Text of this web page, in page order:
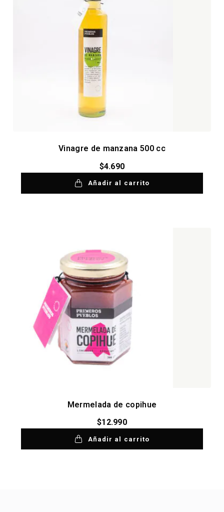
Vinagre de manzana 500 cc
$4.690
Añadir al carrito
Mermelada de copihue
$12.990
Añadir al carrito